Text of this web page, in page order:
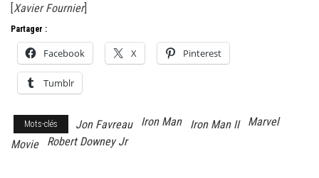
[Xavier Fournier]
Partager :
Facebook X Pinterest
Tumblr
Mots-clés Jon Favreau Iron Man Iron Man II
Marvel
Movie
Robert Downey Jr